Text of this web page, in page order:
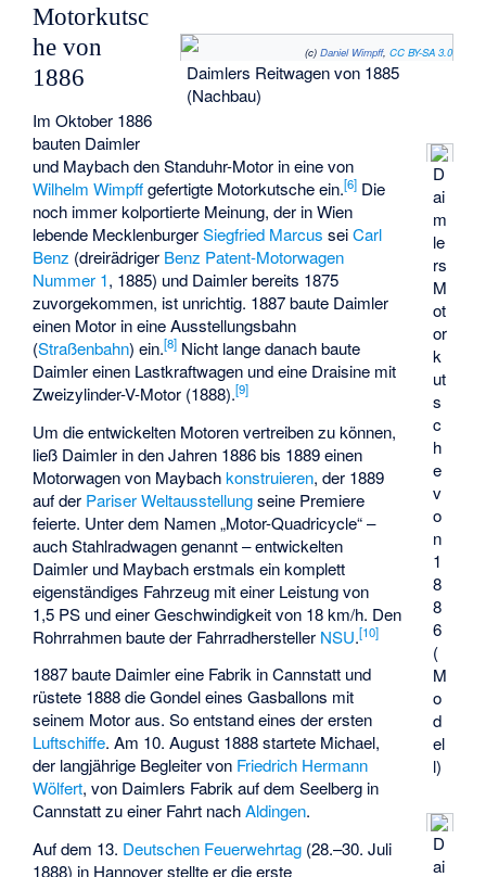
(c) Daniel Wimpff, CC BY-SA 3.0
Daimlers Reitwagen von 1885
(Nachbau)
D
ai
m
le
rs
M
ot
or
k
ut
s
c
h
e
v
o
n
1
8
8
6
(
M
o
d
el
l)
D
ai
Motorkutsc
he von
1886
Im Oktober 1886
bauten Daimler
und Maybach den Standuhr-Motor in eine von
Wilhelm Wimpffgefertigte Motorkutsche ein.[6] Die
noch immer kolportierte Meinung, der in Wien
lebende MecklenburgerSiegfried Marcus seiCarl
Benz (dreirädriger Benz Patent-Motorwagen
Nummer 1, 1885) und Daimler bereits 1875
zuvorgekommen, ist unrichtig. 1887 baute Daimler
einen Motor in eine Ausstellungsbahn
(Straßenbahn) ein.[8] Nicht lange danach baute
Daimler einen Lastkraftwagen und eine Draisine mit
Zweizylinder-V-Motor (1888).[9]
Um die entwickelten Motoren vertreiben zu können,
ließ Daimler in den Jahren 1886 bis 1889 einen
Motorwagen von Maybachkonstruieren, der 1889
auf der Pariser Weltausstellungseine Premiere
feierte. Unter dem Namen „Motor-Quadricycle“ –
auchStahlradwagengenannt – entwickelten
Daimler und Maybach erstmals ein komplett
eigenständiges Fahrzeug mit einer Leistung von
1,5 PS und einer Geschwindigkeit von 18 km/h. Den
Rohrrahmen baute der Fahrradhersteller NSU.[10]
1887 baute Daimler eine Fabrik in Cannstatt und
rüstete 1888 die Gondel eines Gasballons mit
seinem Motor aus. So entstand eines der ersten
Luftschiffe. Am 10. August 1888 startete Michael,
der langjährige Begleiter von Friedrich Hermann
Wölfert, von Daimlers Fabrik auf dem Seelberg in
Cannstatt zu einer Fahrt nachAldingen.
Auf dem 13. Deutschen Feuerwehrtag (28.–30. Juli
1888) in Hannover stellte er die erste